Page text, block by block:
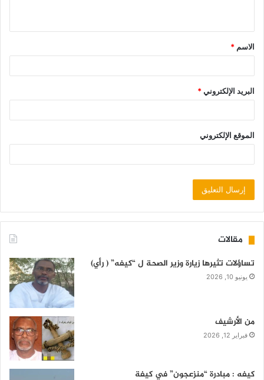
الاسم *
البريد الإلكتروني*
الموقع الإلكتروني
مقالات
تساؤلات تثيرها زيارة وزير الصحة ل “كيفه” ( رأي)
يونيو 10, 2026
من الأرشيف
فبراير 12, 2026
كيفه : مبادرة “منزعجون” في كيفة